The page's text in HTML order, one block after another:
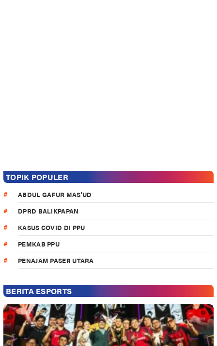
TOPIK POPULER
ABDUL GAFUR MAS'UD
DPRD BALIKPAPAN
KASUS COVID DI PPU
PEMKAB PPU
PENAJAM PASER UTARA
BERITA ESPORTS